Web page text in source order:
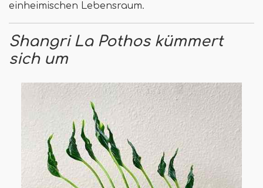
einheimischen Lebensraum.
Shangri La Pothos kümmert
sich um